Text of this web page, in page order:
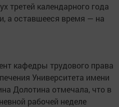
третей календарного года
а оставшееся время — на
кафедры трудового права
Университета имени
Долотина отмечала, что в
рабочей неделе